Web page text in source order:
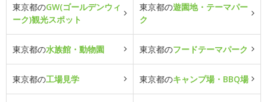
東京都のGW(ゴールデンウィ
ーク)観光スポット
東京都の遊園地・テーマパー
ク
東京都の水族館・動物園 東京都のフードテーマパーク
東京都の工場見学 東京都のキャンプ場・BBQ場